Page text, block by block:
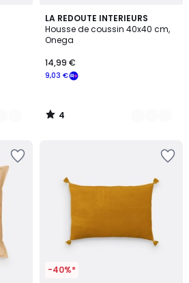
LA REDOUTE INTERIEURS
Housse de coussin 40x40 cm,
Onega
9,03 €
14,99 €
4
/
5
9
Couleurs
4
/
-40%*